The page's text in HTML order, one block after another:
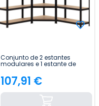
Conjunto de 2 estantes
modulares e 1 estante de
2625 kg, 136 x 40 x 180 cm
Thinia Home
Preço
107,91 €